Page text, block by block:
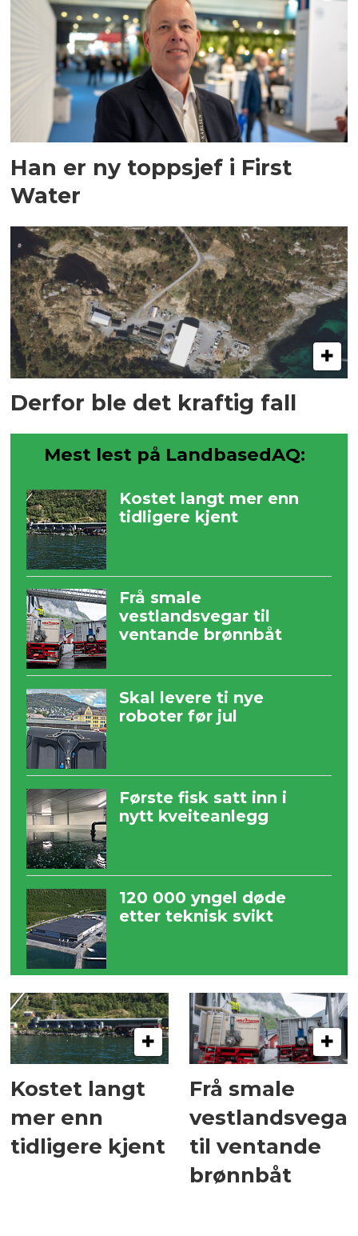
Han er ny toppsjef i First
Water
Derfor ble det kraftig fall
Mest lest på LandbasedAQ:
Kostet langt mer enn
tidligere kjent
Frå smale
vestlandsvegar til
ventande brønnbåt
Skal levere ti nye
roboter før jul
Første fisk satt inn i
nytt kveiteanlegg
120 000 yngel døde
etter teknisk svikt
Kostet langt
mer enn
tidligere kjent
Frå smale
vestlandsvegar
til ventande
brønnbåt